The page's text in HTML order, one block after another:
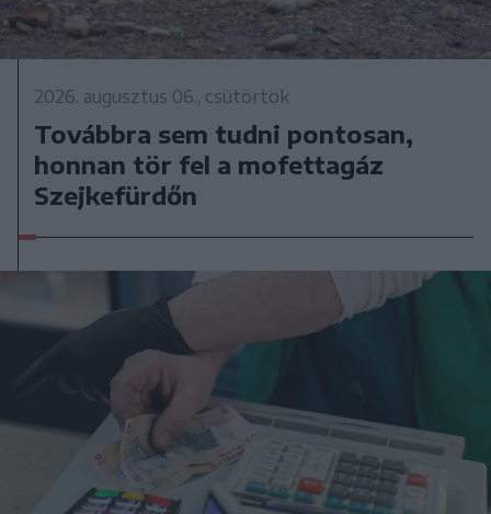
2026. augusztus 06., csütörtök
Továbbra sem tudni pontosan,
honnan tör fel a mofettagáz
Szejkefürdőn